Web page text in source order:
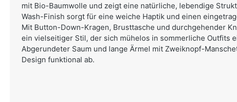
mit Bio-Baumwolle und zeigt eine natürliche, lebendige
Wash-Finish sorgt für eine weiche Haptik und einen
Mit Button-Down-Kragen, Brusttasche und durchgehender
ein vielseitiger Stil, der sich mühelos in sommerliche Outfits
Abgerundeter Saum und lange Ärmel mit Zweiknopf-
Design funktional ab.